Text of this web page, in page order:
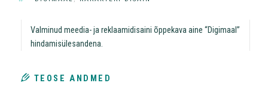
Valminud meedia- ja reklaamidisaini õppekava aine “Digimaal”
hindamisülesandena.
TEOSE ANDMED